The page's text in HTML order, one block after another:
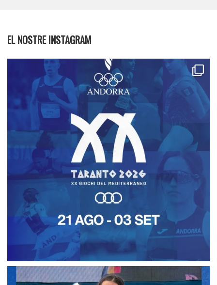
EL NOSTRE INSTAGRAM